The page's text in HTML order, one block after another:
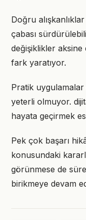
Doğru
çabası
değişiklikler aksine
fark yaratıyor.
Pratik
yeterli olmuyor.
hayata geçirmek
Pek çok başarı
konusundaki
görünmese de
birikmeye devam